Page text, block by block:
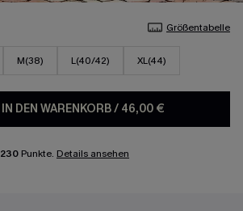
Größentabelle
M(38) L(40/42) XL(44)
IN DEN WARENKORB/ 46,00 €
230 Punkte. Details ansehen